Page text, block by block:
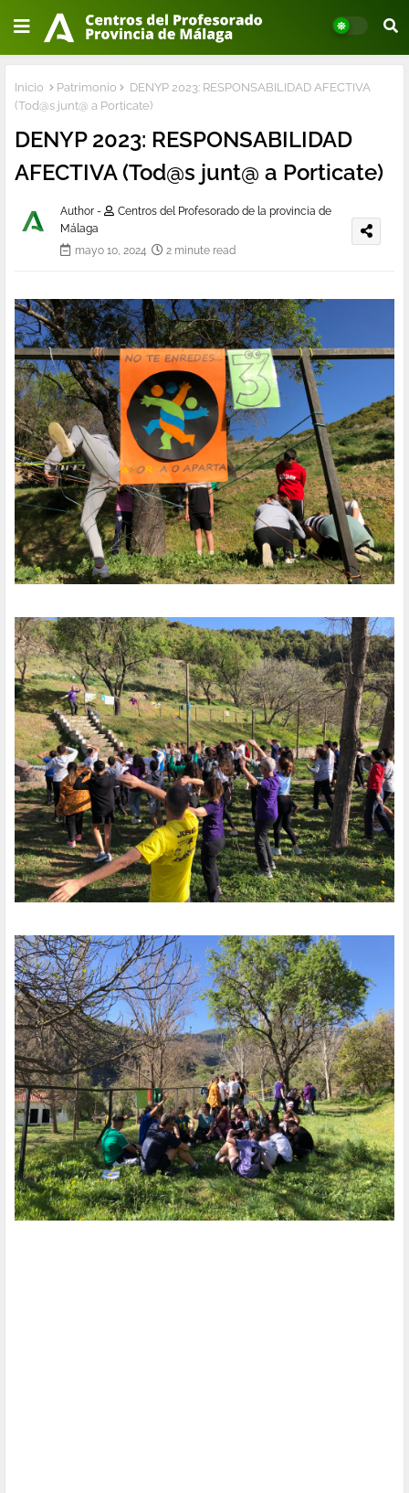
Inicio Patrimonio
DENYP 2023: RESPONSABILIDAD AFECTIVA
(Tod@s junt@ a Porticate)
DENYP 2023: RESPONSABILIDAD
AFECTIVA (Tod@s junt@ a Porticate)
Author -
Centros del Profesorado de la provincia de
Málaga
mayo 10, 2024
2 minute read